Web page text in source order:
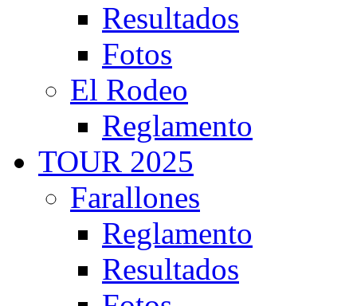
Resultados
Fotos
El Rodeo
Reglamento
TOUR 2025
Farallones
Reglamento
Resultados